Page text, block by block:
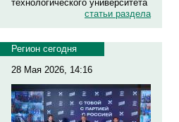
технологического университета
статьи раздела
Регион сегодня
28 Мая 2026, 14:16